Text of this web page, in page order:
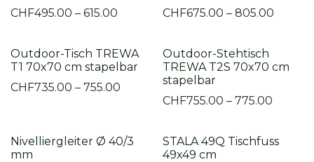
CHF495.00 – 615.00
CHF675.00 – 805.00
Outdoor-Tisch TREWA
T1 70x70 cm stapelbar
CHF735.00 – 755.00
Outdoor-Stehtisch
TREWA T2S 70x70 cm
stapelbar
CHF755.00 – 775.00
Nivelliergleiter Ø 40/3
mm
STALA 49Q Tischfuss
49x49 cm